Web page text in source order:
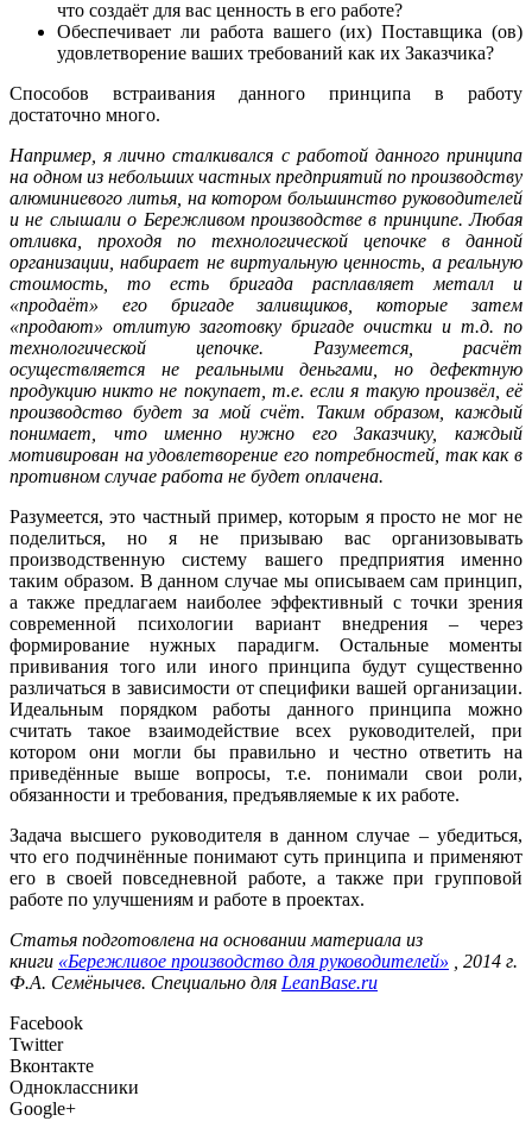
что создаёт для вас ценность в его работе?
Обеспечивает ли работа вашего (их) Поставщика (ов)
удовлетворение ваших требований как их Заказчика?
Способов встраивания данного принципа в работу
достаточно много.
Например, я лично сталкивался с работой данного принципа
на одном из небольших частных предприятий по производству
алюминиевого литья, на котором большинство руководителей
и не слышали о Бережливом производстве в принципе. Любая
отливка, проходя по технологической цепочке в данной
организации, набирает не виртуальную ценность, а реальную
стоимость, то есть бригада расплавляет металл и
«продаёт» его бригаде заливщиков, которые затем
«продают» отлитую заготовку бригаде очистки и т.д. по
технологической цепочке. Разумеется, расчёт
осуществляется не реальными деньгами, но дефектную
продукцию никто не покупает, т.е. если я такую произвёл, её
производство будет за мой счёт. Таким образом, каждый
понимает, что именно нужно его Заказчику, каждый
мотивирован на удовлетворение его потребностей, так как в
противном случае работа не будет оплачена.
Разумеется, это частный пример, которым я просто не мог не
поделиться, но я не призываю вас организовывать
производственную систему вашего предприятия именно
таким образом. В данном случае мы описываем сам принцип,
а также предлагаем наиболее эффективный с точки зрения
современной психологии вариант внедрения – через
формирование нужных парадигм. Остальные моменты
прививания того или иного принципа будут существенно
различаться в зависимости от специфики вашей организации.
Идеальным порядком работы данного принципа можно
считать такое взаимодействие всех руководителей, при
котором они могли бы правильно и честно ответить на
приведённые выше вопросы, т.е. понимали свои роли,
обязанности и требования, предъявляемые к их работе.
Задача высшего руководителя в данном случае – убедиться,
что его подчинённые понимают суть принципа и применяют
его в своей повседневной работе, а также при групповой
работе по улучшениям и работе в проектах.
Статья подготовлена на основании материала из
книги «Бережливое производство для руководителей» , 2014 г.
Ф.А. Семёнычев. Специально для LeanBase.ru
Facebook
Twitter
Вконтакте
Одноклассники
Google+